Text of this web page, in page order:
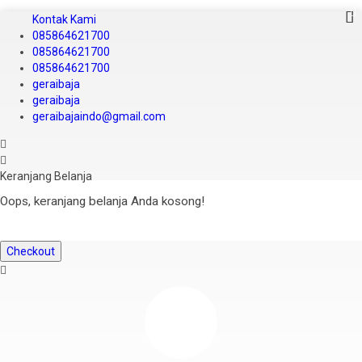
Kontak Kami
085864621700
085864621700
085864621700
geraibaja
geraibaja
geraibajaindo@gmail.com
Keranjang Belanja
Oops, keranjang belanja Anda kosong!
Checkout